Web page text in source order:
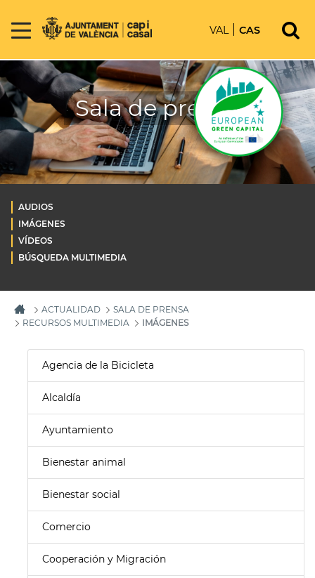
VAL CAS
Sala de prensa
AUDIOS
IMÁGENES
VÍDEOS
BÚSQUEDA MULTIMEDIA
ACTUALIDAD
SALA DE PRENSA
RECURSOS MULTIMEDIA
IMÁGENES
Agencia de la Bicicleta
Alcaldía
Ayuntamiento
Bienestar animal
Bienestar social
Comercio
Cooperación y Migración